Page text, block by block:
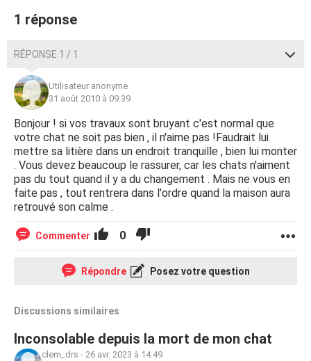
1 réponse
RÉPONSE 1 / 1
Utilisateur anonyme
31 août 2010 à 09:39
Bonjour ! si vos travaux sont bruyant c'est normal que
votre chat ne soit pas bien , il n'aime pas !Faudrait lui
mettre sa litière dans un endroit tranquille , bien lui monter
. Vous devez beaucoup le rassurer, car les chats n'aiment
pas du tout quand il y a du changement . Mais ne vous en
faite pas , tout rentrera dans l'ordre quand la maison aura
retrouvé son calme .
Commenter 0
Répondre Posez votre question
Discussions similaires
Inconsolable depuis la mort de mon chat
clem_drs - 26 avr. 2023 à 14:49